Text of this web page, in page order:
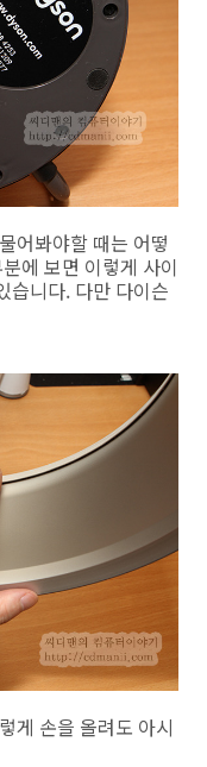
어봐야할 때는 어떻
에 보면 이렇게 사이
습니다. 다만 다이슨
게 손을 올려도 아시